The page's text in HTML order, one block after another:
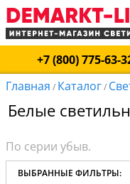
+7 (800) 775-63-
Главная / Каталог/
Белые
ВЫБРАННЫЕ ФИЛЬТРЫ: